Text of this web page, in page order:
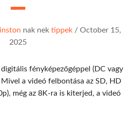
nak nek tippek/ October 15,
2025
fényképezőgéppel (DC vagy
a videó felbontása az SD, HD
még az 8K-ra is kiterjed, a videó